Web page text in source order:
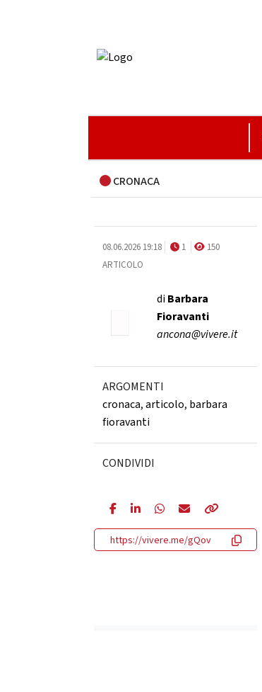
CRONACA
08.06.2026 19:18 1
150
ARTICOLO
diBarbara
Fioravanti
ancona@vivere.it
ARGOMENTI
cronaca,articolo, barbara
fioravanti
CONDIVIDI
https://vivere.me/gQov